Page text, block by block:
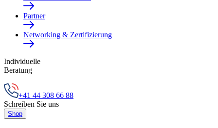
Partner
Networking & Zertifizierung
Individuelle
Beratung
+41 44 308 66 88
Schreiben Sie uns
Shop